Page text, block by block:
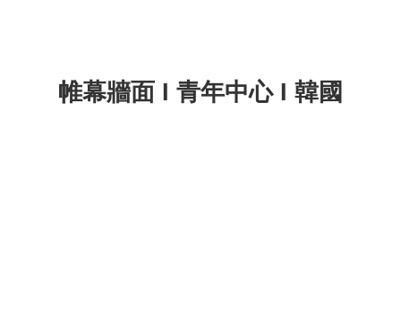
帷幕牆面 I 青年中心 I 韓國